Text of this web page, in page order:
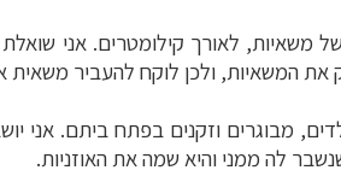
משאיות, לאורך קילומטרים. אני
את המשאיות, ולכן לוקח להעביר
לה ממני והיא שמה את האוזניות.